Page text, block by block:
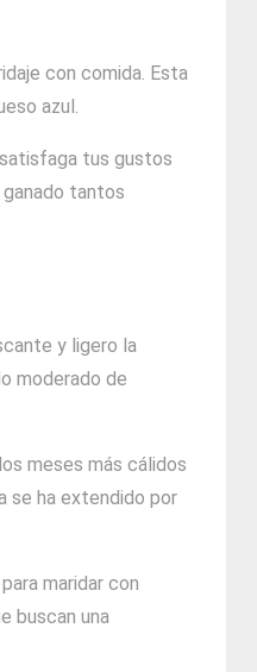
con comida. Esta
azul.
satisfaga tus gustos
tantos
y ligero la
moderado de
meses más cálidos
se ha extendido por
maridar con
buscan una